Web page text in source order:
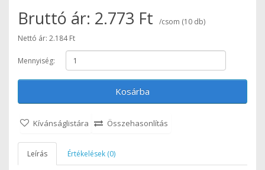
Bruttó ár: 2.773 Ft
/csom (10 db)
Nettó ár: 2.184 Ft
Mennyiség:
Kosárba
Kívánságlistára Összehasonlítás
Leírás Értékelések (0)